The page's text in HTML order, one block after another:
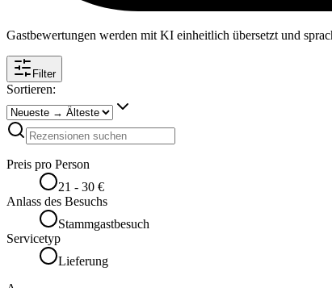
Gastbewertungen werden mit KI einheitlich übersetzt und
Filter
Sortieren:
Preis pro Person
21 - 30 €
Anlass des Besuchs
Stammgastbesuch
Servicetyp
Lieferung